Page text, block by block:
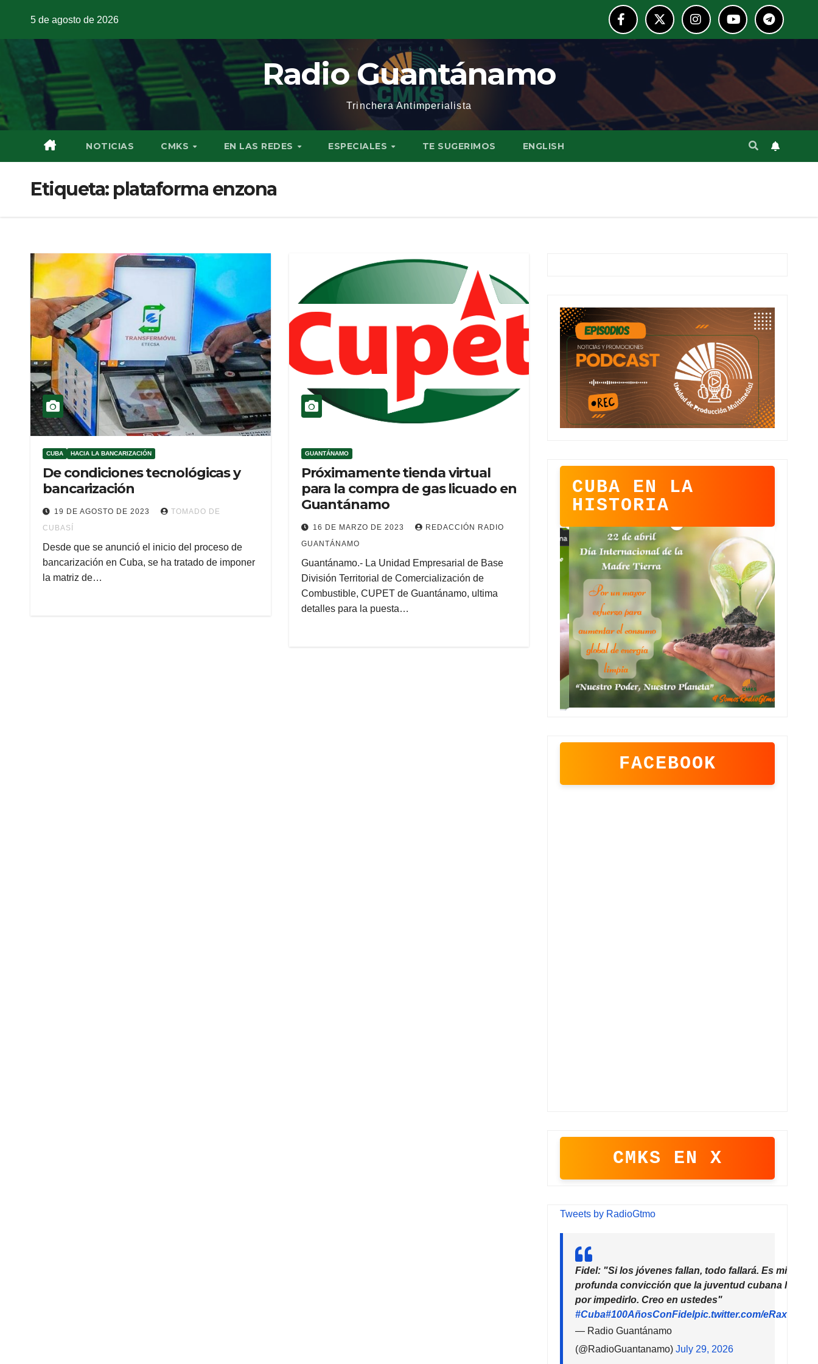
5 de agosto de 2026
Radio Guantánamo
Trinchera Antimperialista
NOTICIAS CMKS EN LAS REDES ESPECIALES TE SUGERIMOS ENGLISH
Etiqueta: plataforma enzona
CUBA HACIA LA BANCARIZACIÓN
De condiciones tecnológicas y
bancarización
19 DE AGOSTO DE 2023
TOMADO DE
CUBASÍ
Desde que se anunció el inicio del proceso de
bancarización en Cuba, se ha tratado de imponer
la matriz de…
GUANTÁNAMO
Próximamente tienda virtual
para la compra de gas licuado en
Guantánamo
16 DE MARZO DE 2023
REDACCIÓN RADIO
GUANTÁNAMO
Guantánamo.- La Unidad Empresarial de Base
División Territorial de Comercialización de
Combustible, CUPET de Guantánamo, ultima
detalles para la puesta…
CUBA EN LA
HISTORIA
FACEBOOK
CMKS EN X
Tweets by RadioGtmo
Fidel: "Si los jóvenes fallan, todo fallará. Es mi más
profunda convicción que la juventud cubana
por impedirlo. Creo en ustedes"
#Cuba#100AñosConFidelpic.twitter.com/
— Radio Guantánamo
(@RadioGuantanamo)July 29, 2026